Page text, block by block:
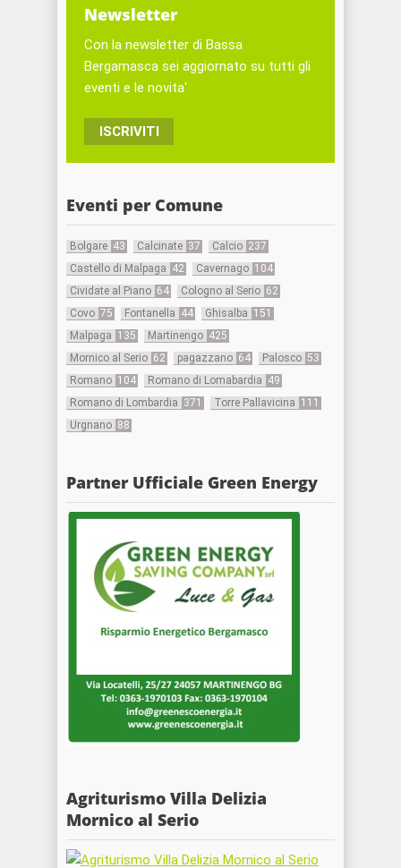
Newsletter
Con la newsletter di Bassa
Bergamasca sei aggiornato su tutti gli
eventi e le novita'
ISCRIVITI
Eventi per Comune
Bolgare 43 Calcinate 37 Calcio 237
Castello di Malpaga 42 Cavernago 104
Cividate al Piano 64 Cologno al Serio 62
Covo 75 Fontanella 44 Ghisalba 151
Malpaga 135 Martinengo 425
Mornico al Serio 62 pagazzano 64 Palosco 53
Romano 104 Romano di Lomabardia 49
Romano di Lombardia 371 Torre Pallavicina 111
Urgnano 88
Partner Ufficiale Green Energy
Agriturismo Villa Delizia
Mornico al Serio